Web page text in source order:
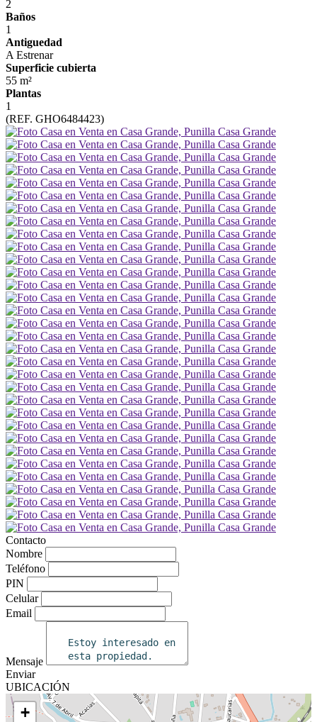
2
Baños
1
Antiguedad
A Estrenar
Superficie cubierta
55 m²
Plantas
1
(REF. GHO6484423)
Contacto
Nombre
Teléfono
PIN
Celular
Email
Mensaje
Enviar
UBICACIÓN
+